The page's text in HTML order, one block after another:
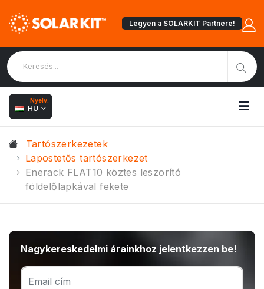
Legyen a SOLARKIT Partnere!
Nyelv:
HU
Tartószerkezetek
Lapostetős tartószerkezet
Enerack FLAT10 köztes leszorító
földelőlapkával fekete
Nagykereskedelmi árainkhoz jelentkezzen be!